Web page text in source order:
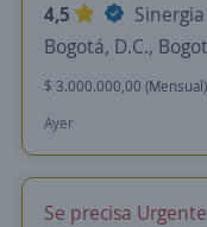
4,5
Bogotá, D.C.,
$ 3.000.000,00 (Mensual)
Ayer
Se precisa Urgente